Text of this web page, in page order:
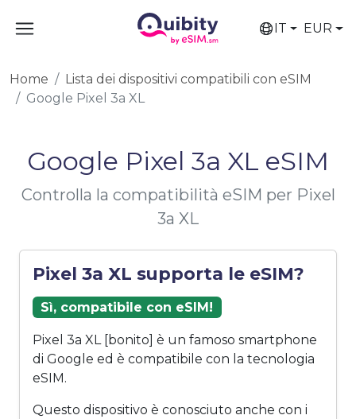
IT EUR
Home
Lista dei dispositivi compatibili con eSIM
Google Pixel 3a XL
Google Pixel 3a XL eSIM
Controlla la compatibilità eSIM per Pixel
3a XL
Pixel 3a XL supporta le eSIM?
Sì, compatibile con eSIM!
Pixel 3a XL [bonito] è un famoso smartphone
di Google ed è compatibile con la tecnologia
eSIM.
Questo dispositivo è conosciuto anche con i